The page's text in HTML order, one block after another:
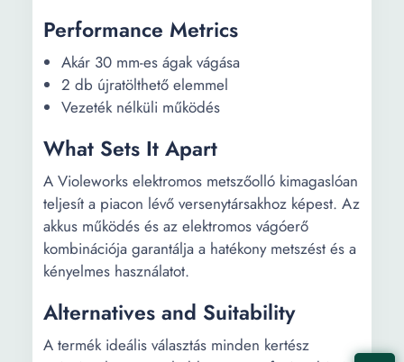
Performance Metrics
Akár 30 mm-es ágak vágása
2 db újratölthető elemmel
Vezeték nélküli működés
What Sets It Apart
A Violeworks elektromos metszőolló kimagaslóan
teljesít a piacon lévő versenytársakhoz képest. Az
akkus működés és az elektromos vágóerő
kombinációja garantálja a hatékony metszést és a
kényelmes használatot.
Alternatives and Suitability
A termék ideális választás minden kertész